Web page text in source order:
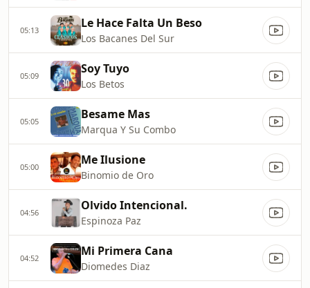
05:13 Le Hace Falta Un Beso
Los Bacanes Del Sur
05:09 Soy Tuyo
Los Betos
05:05 Besame Mas
Marqua Y Su Combo
05:00 Me Ilusione
Binomio de Oro
04:56 Olvido Intencional.
Espinoza Paz
04:52 Mi Primera Cana
Diomedes Diaz